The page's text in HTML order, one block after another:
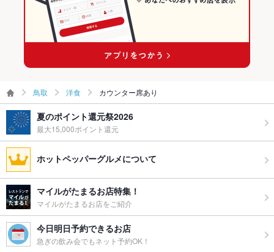
鳥取 洋食 カウンター席あり
夏のポイント還元祭2026
最大15,000ポイント還元
ホットペッパーグルメについて
マイルがたまるお店特集！
マイルがたまるお店をご紹介
今日明日予約できるお店
急ぎの飲み会でもネット予約OK！